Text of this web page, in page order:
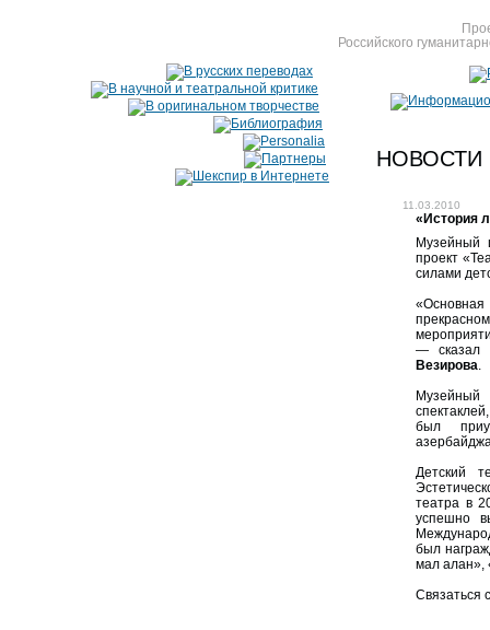
Российского
НОВОСТИ
11.03.2010
«История
Музейный
проект
силами
— сказал
Везирова.
Музейный
был
Детский
театра в
успешно
был
мал алан»,
Связаться